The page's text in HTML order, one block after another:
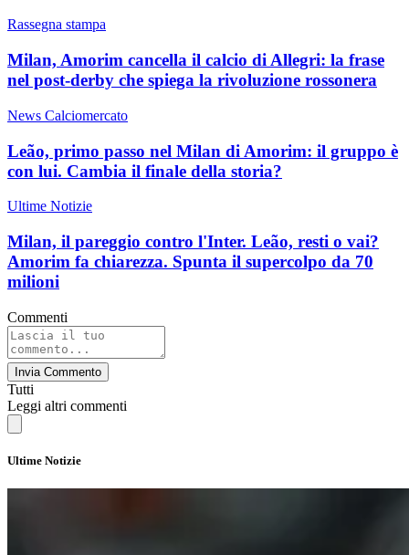
Rassegna stampa
Milan, Amorim cancella il calcio di Allegri: la frase
nel post-derby che spiega la rivoluzione rossonera
News Calciomercato
Leão, primo passo nel Milan di Amorim: il gruppo è
con lui. Cambia il finale della storia?
Ultime Notizie
Milan, il pareggio contro l'Inter. Leão, resti o vai?
Amorim fa chiarezza. Spunta il supercolpo da 70
milioni
Commenti
Invia Commento
Tutti
Leggi altri commenti
Ultime Notizie